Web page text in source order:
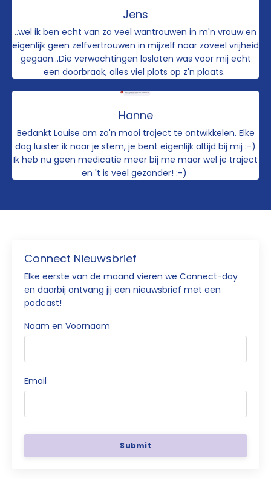
Jens
..wel ik ben echt van zo veel wantrouwen in m'n vrouw en
eigenlijk geen zelfvertrouwen in mijzelf naar zoveel vrijheid
gegaan...Die verwachtingen loslaten was voor mij echt
een doorbraak, alles viel plots op z'n plaats.
Hanne
Bedankt Louise om zo'n mooi traject te ontwikkelen. Elke
dag luister ik naar je stem, je bent eigenlijk altijd bij mij :-)
Ik heb nu geen medicatie meer bij me maar wel je traject
en 't is veel gezonder! :-)
Connect Nieuwsbrief
Elke eerste van de maand vieren we Connect-day
en daarbij ontvang jij een nieuwsbrief met een
podcast!
Naam en Voornaam
Email
Submit